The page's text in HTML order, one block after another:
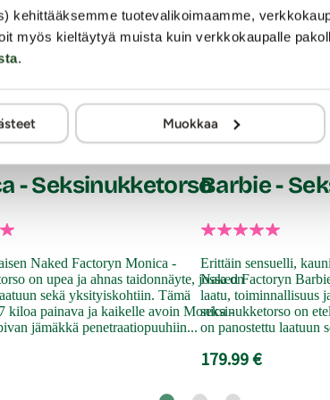
kehittääksemme tuotevalikoimaamme,
myös kieltäytyä muista kuin verkkokaupalle
.
Muokkaa
Korean laajempaa tuotesuunnittelukulttuuria.
erotiikkavälineille tarkoitetulla
pysyy hyvänä. Pese puuteri pois ennen
pölyltä ja lialta suojassa. Mukana myös liukuvoide
- Seksinukketorso
Naked Factoryn Monica -
on upea ja ahnas taidonnäyte, jossa on
sekä yksityiskohtiin. Tämä
kiloa painava ja kaikelle avoin Monica -
jämäkkä penetraatiopuuhiin...
Naked Factory
Barbie -
Erittäin sensuelli,
Naked Factoryn
laatu, toiminnallisuus
seksinukketorso on
on panostettu laatuun
179.99 €